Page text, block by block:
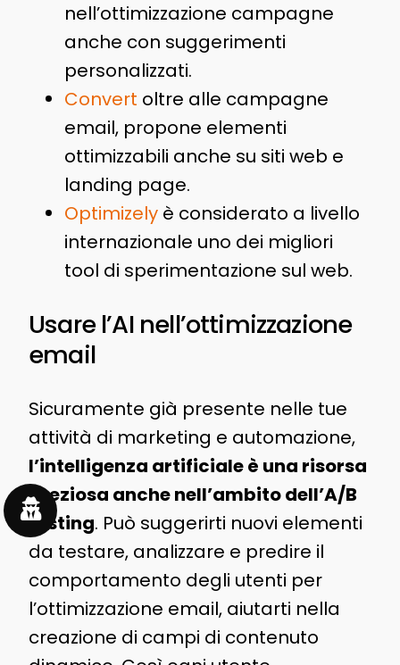
nell’ottimizzazione campagne
anche con suggerimenti
personalizzati.
Convert oltre alle campagne
email, propone elementi
ottimizzabili anche su siti web e
landing page.
Optimizelyè considerato a livello
internazionale uno dei migliori
tool di sperimentazione sul web.
Usare l’AI nell’ottimizzazione
email
Sicuramente già presente nelle tue
attività di marketing e automazione,
l’intelligenza artificiale è una risorsa
preziosa anche nell’ambito dell’A/B
testing. Può suggerirti nuovi elementi
da testare, analizzare e predire il
comportamento degli utenti per
l’ottimizzazione email, aiutarti nella
creazione di campi di contenuto